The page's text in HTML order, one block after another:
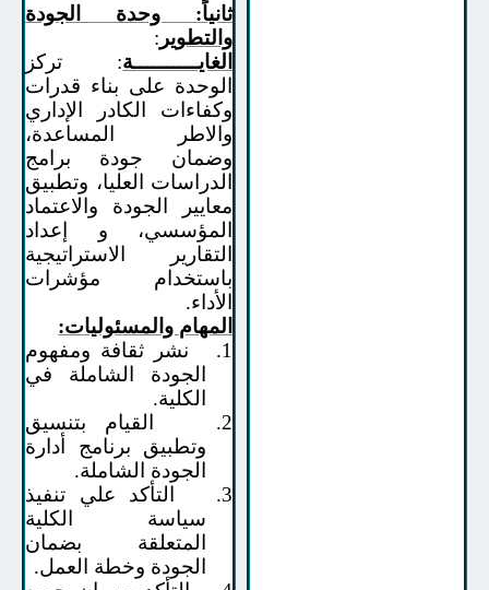
ثانياً: وحدة الجودة
والتطوير:
الغايــــــــــة: تركز
الوحدة على بناء قدرات
وكفاءات الكادر الإداري
والاطر المساعدة،
وضمان جودة برامج
الدراسات العليا، وتطبيق
معايير الجودة والاعتماد
المؤسسي، و إعداد
التقارير الاستراتيجية
باستخدام مؤشرات
.
المهام والمسئوليات:
نشر ثقافة ومفهوم
الجودة الشاملة في
الكلية.
القيام بتنسيق
وتطبيق برنامج أدارة
الجودة الشاملة.
التأكد علي تنفيذ
سياسة الكلية
المتعلقة بضمان
الجودة وخطة العمل.